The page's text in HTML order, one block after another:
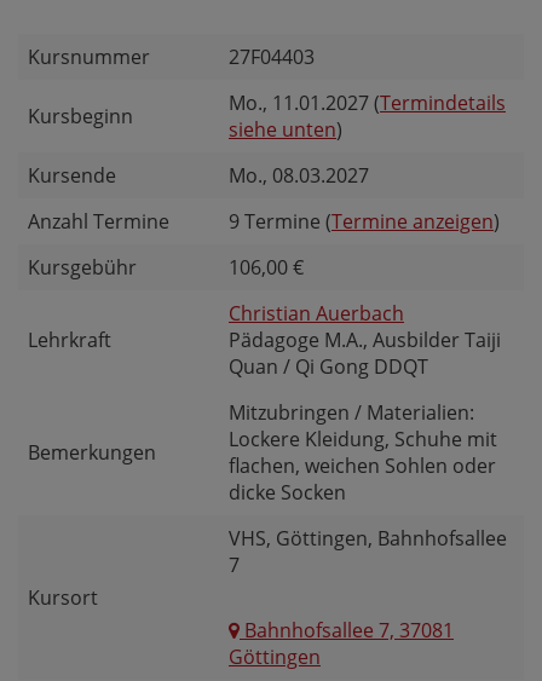
Kursnummer 27F04403
Kursbeginn Mo., 11.01.2027 (Termindetails
siehe unten)
Kursende
Mo., 08.03.2027
Anzahl Termine
9 Termine (Termine anzeigen)
Kursgebühr
106,00 €
Lehrkraft
Christian Auerbach
Pädagoge M.A., Ausbilder Taiji
Quan / Qi Gong DDQT
Bemerkungen
Mitzubringen / Materialien:
Lockere Kleidung, Schuhe mit
flachen, weichen Sohlen oder
dicke Socken
Kursort
VHS, Göttingen, Bahnhofsallee
7
Bahnhofsallee 7, 37081
Göttingen